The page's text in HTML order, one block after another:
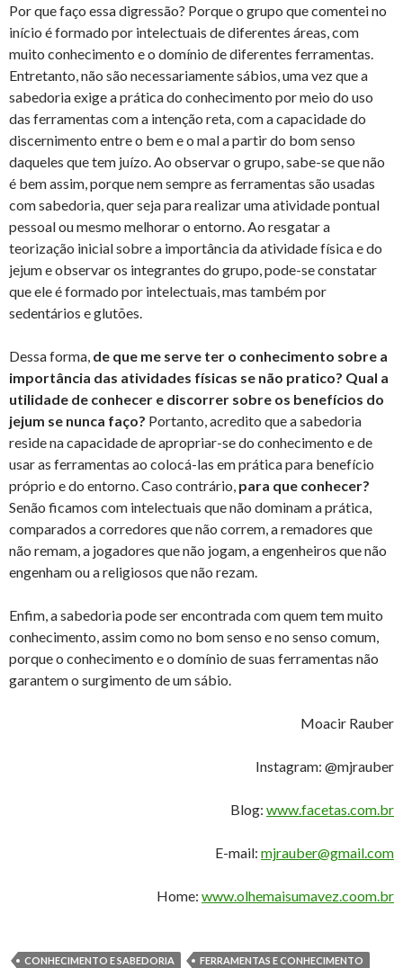
Por que faço essa digressão? Porque o grupo que comentei no
início é formado por intelectuais de diferentes áreas, com
muito conhecimento e o domínio de diferentes ferramentas.
Entretanto, não são necessariamente sábios, uma vez que a
sabedoria exige a prática do conhecimento por meio do uso
das ferramentas com a intenção reta, com a capacidade do
discernimento entre o bem e o mal a partir do bom senso
daqueles que tem juízo. Ao observar o grupo, sabe-se que não
é bem assim, porque nem sempre as ferramentas são usadas
com sabedoria, quer seja para realizar uma atividade pontual
pessoal ou mesmo melhorar o entorno. Ao resgatar a
teorização inicial sobre a importância da atividade física e do
jejum e observar os integrantes do grupo, pode-se constatar
que ele é formado por intelectuais, mas também por
sedentários e glutões.
Dessa forma, de que me serve ter o conhecimento sobre a
importância das atividades físicas se não pratico? Qual a
utilidade de conhecer e discorrer sobre os benefícios do
jejum se nunca faço? Portanto, acredito que a sabedoria
reside na capacidade de apropriar-se do conhecimento e de
usar as ferramentas ao colocá-las em prática para benefício
próprio e do entorno. Caso contrário, para que conhecer?
Senão ficamos com intelectuais que não dominam a prática,
comparados a corredores que não correm, a remadores que
não remam, a jogadores que não jogam, a engenheiros que não
engenham ou a religiosos que não rezam.
Enfim, a sabedoria pode ser encontrada com quem tem muito
conhecimento, assim como no bom senso e no senso comum,
porque o conhecimento e o domínio de suas ferramentas não
garantem o surgimento de um sábio.
Moacir Rauber
Instagram: @mjrauber
Blog: www.facetas.com.br
E-mail: mjrauber@gmail.com
Home: www.olhemaisumavez.coom.br
CONHECIMENTO E SABEDORIA
FERRAMENTAS E CONHECIMENTO